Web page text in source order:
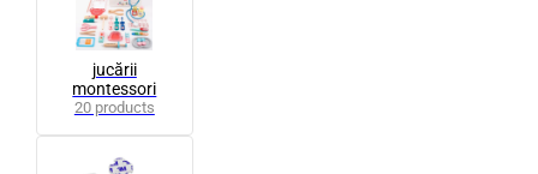
jucării
montessori
20 products